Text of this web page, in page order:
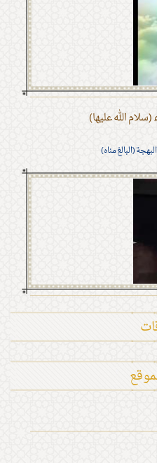
الله عليها)
(البالغ مناه)